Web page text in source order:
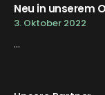
Neu in unserem
3. Oktober 2022
...